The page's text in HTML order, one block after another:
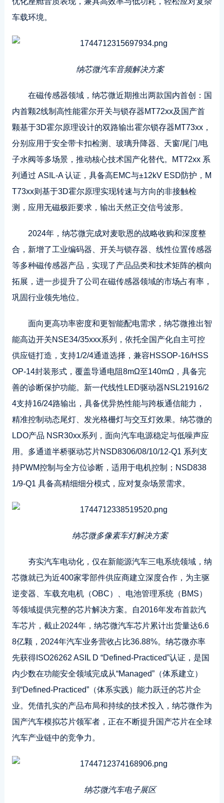
车载环境。
纳芯微汽车音频解决方案
在磁传感器领域，纳芯微近期推出两款国内首创：国
内首颗2线制高性能霍尔开关与锁存器MT72xx及国产首
颗基于3D霍尔原理设计的双路输出霍尔锁存器MT73xx，
分别应用于安全带卡扣检测、玻璃升降器、天窗/尾门/电
子水阀等多场景，推动核心技术国产化替代。MT72xx 系
列通过 ASIL-A 认证，具备高EMC与±12kV ESD防护，M
T73xx则基于3D霍尔原理实现转速与方向的非接触检
测，应用无磁极距要求，输出天然正交信号波形。
2024年，纳芯微完成对麦歌恩的战略收购和深度整
合，新增了工业编码器、开关与锁存器、线性位置传感器
等多种磁传感器产品，实现了产品品类和技术矩阵的横向
拓展，进一步提升了公司在磁传感器领域的市场占有率，
巩固行业领先地位。
面向更高功率密度和更智能配电需求，纳芯微推出智
能高边开关NSE34/35xxx系列，依托全国产化自主可控
供应链打造，支持1/2/4通道选择，兼容HSSOP-16/HSS
OP-14封装形式，覆盖导通电阻8mΩ至140mΩ，具备完
善的诊断保护功能。新一代线性LED驱动器NSL21916/2
4支持16/24路输出，具备优异热性能与跨板通信能力，
精准控制动态尾灯、发光格栅灯与交互灯效果。纳芯微的
LDO产品 NSR30xx系列，面向汽车电源稳定与低噪声应
用。多通道半桥驱动芯片NSD8306/08/10/12-Q1 系列支
持PWM控制与全方位诊断，适用于电机控制；NSD838
1/9-Q1 具备高精细细分模式，应对复杂场景需求。
纳芯微多像素车灯解决方案
夯实汽车电动化，仅在新能源汽车三电系统领域，纳
芯微就已为近400家零部件供应商建立深度合作，为主驱
逆变器、车载充电机（OBC）、电池管理系统（BMS）
等领域提供完整的芯片解决方案。自2016年发布首款汽
车芯片，截止2024年，纳芯微汽车芯片累计出货量达6.6
8亿颗，2024年汽车业务营收占比36.88%。纳芯微亦率
先获得ISO26262 ASIL D “Defined-Practiced”认证，是国
内少数在功能安全领域完成从“Managed”（体系建立）
到“Defined-Practiced”（体系实践）能力跃迁的芯片企
业。凭借扎实的产品布局和持续的技术投入，纳芯微作为
国产汽车模拟芯片领军者，正在不断提升国产芯片在全球
汽车产业链中的竞争力。
纳芯微汽车电子展区